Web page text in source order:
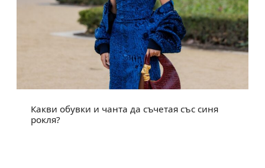
Какви обувки и чанта да съчетая със синя
рокля?